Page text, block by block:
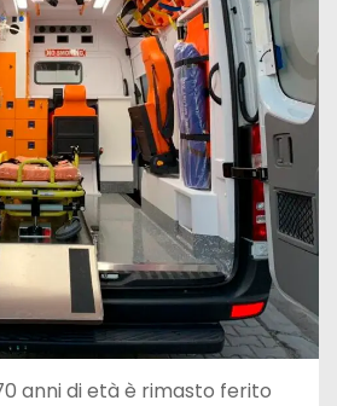
anni di età è rimasto ferito